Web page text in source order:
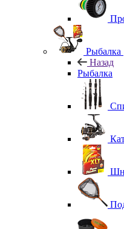
Рыбалка
Назад
Рыбалка